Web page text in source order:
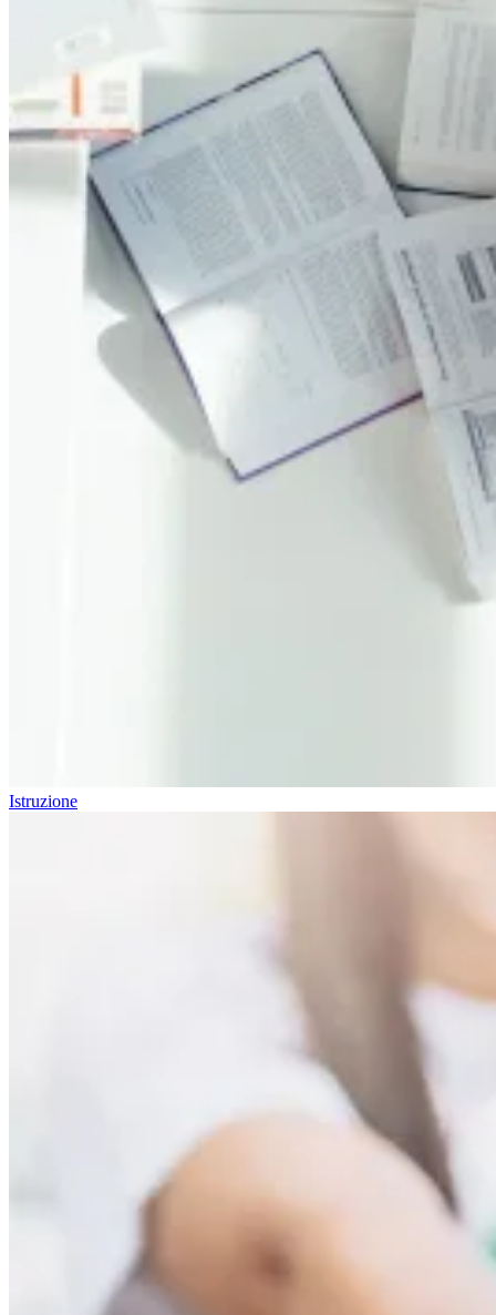
Istruzione